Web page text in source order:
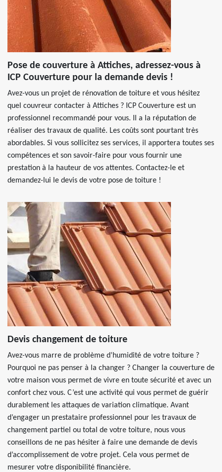
Pose de couverture à Attiches, adressez-vous à
ICP Couverture pour la demande devis !
Avez-vous un projet de rénovation de toiture et vous hésitez
quel couvreur contacter à Attiches ? ICP Couverture est un
professionnel recommandé pour vous. Il a la réputation de
réaliser des travaux de qualité. Les coûts sont pourtant très
abordables. Si vous sollicitez ses services, il apportera toutes ses
compétences et son savoir-faire pour vous fournir une
prestation à la hauteur de vos attentes. Contactez-le et
demandez-lui le devis de votre pose de toiture !
Devis changement de toiture
Avez-vous marre de problème d’humidité de votre toiture ?
Pourquoi ne pas penser à la changer ? Changer la couverture de
votre maison vous permet de vivre en toute sécurité et avec un
confort chez vous. C’est une activité qui vous permet de guérir
durablement les attaques de variation climatique. Avant
d’engager un prestataire professionnel pour les travaux de
changement partiel ou total de votre toiture, nous vous
conseillons de ne pas hésiter à faire une demande de devis
d’accomplissement de votre projet. Cela vous permet de
mesurer votre disponibilité financière.